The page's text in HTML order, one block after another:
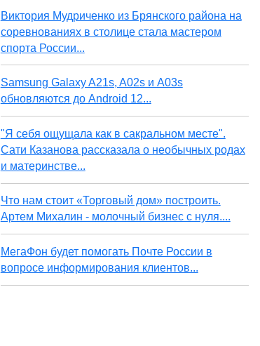
Виктория Мудриченко из Брянского района на
соревнованиях в столице стала мастером
спорта России...
Samsung Galaxy A21s, A02s и A03s
обновляются до Android 12...
"Я себя ощущала как в сакральном месте".
Сати Казанова рассказала о необычных родах
и материнстве...
Что нам стоит «Торговый дом» построить.
Артем Михалин - молочный бизнес с нуля....
МегаФон будет помогать Почте России в
вопросе информирования клиентов...